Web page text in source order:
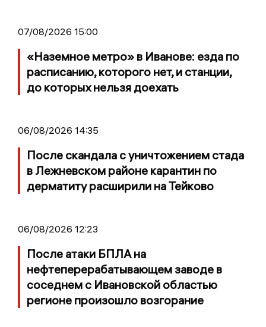
07/08/2026 15:00
«Наземное метро» в Иванове: езда по
расписанию, которого нет, и станции,
до которых нельзя доехать
06/08/2026 14:35
После скандала с уничтожением стада
в Лежневском районе карантин по
дерматиту расширили на Тейково
06/08/2026 12:23
После атаки БПЛА на
нефтеперерабатывающем заводе в
соседнем с Ивановской областью
регионе произошло возгорание